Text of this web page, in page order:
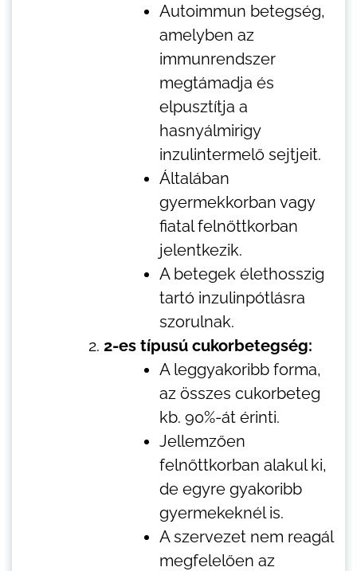
Autoimmun betegség,
amelyben az
immunrendszer
megtámadja és
elpusztítja a
hasnyálmirigy
inzulintermelő sejtjeit.
Általában
gyermekkorban vagy
fiatal felnőttkorban
jelentkezik.
A betegek élethosszig
tartó inzulinpótlásra
szorulnak.
2-es típusú cukorbetegség:
A leggyakoribb forma,
az összes cukorbeteg
kb. 90%-át érinti.
Jellemzően
felnőttkorban alakul ki,
de egyre gyakoribb
gyermekeknél is.
A szervezet nem reagál
megfelelően az